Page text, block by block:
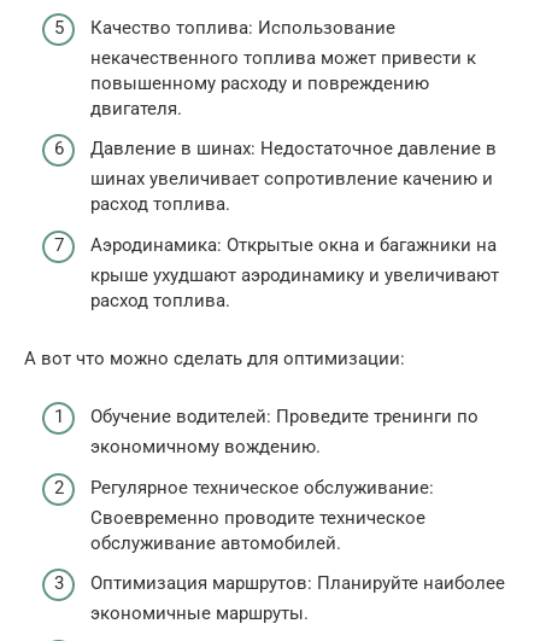
Качество топлива: Использование
некачественного топлива может привести к
повышенному расходу и повреждению
двигателя.
Давление в шинах: Недостаточное давление в
шинах увеличивает сопротивление качению и
расход топлива.
Аэродинамика: Открытые окна и багажники на
крыше ухудшают аэродинамику и увеличивают
расход топлива.
А вот что можно сделать для оптимизации:
Обучение водителей: Проведите тренинги по
экономичному вождению.
Регулярное техническое обслуживание:
Своевременно проводите техническое
обслуживание автомобилей.
Оптимизация маршрутов: Планируйте наиболее
экономичные маршруты.